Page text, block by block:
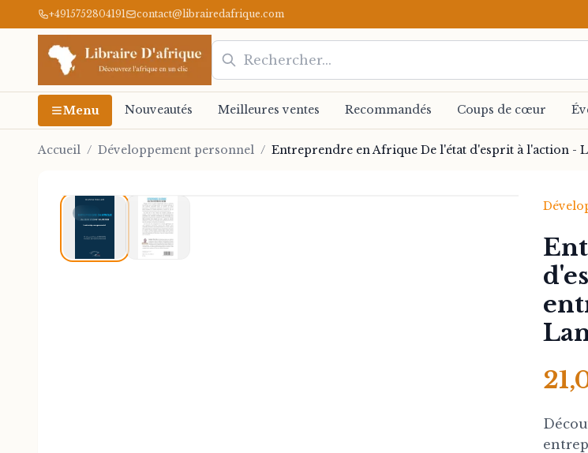
+4915752804191 contact@librairedafrique.com
Menu Nouveautés Meilleures ventes Recommandés Coups de cœur
Accueil / Développement personnel / Entreprendre en Afrique De l'état d'esprit à l'action
1/2